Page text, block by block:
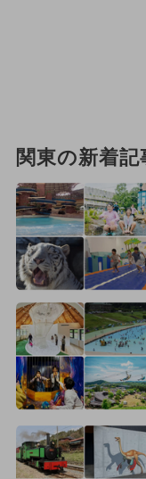
関東の新着記